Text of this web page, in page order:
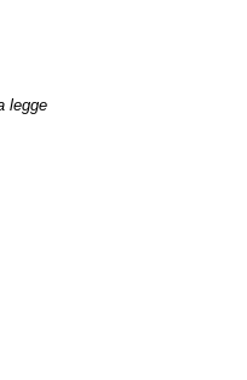
legge